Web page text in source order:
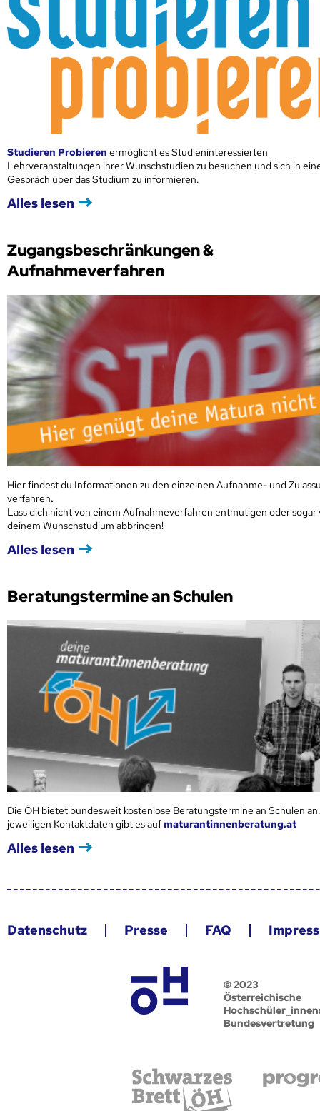
Studieren Probieren ermöglicht es Studieninteressierten
Lehrveranstaltungen ihrer Wunschstudien zu besuchen und sich in
Gespräch über das Studium zu informieren.
Alles lesen
Zugangsbeschränkungen &
Aufnahmeverfahren
Hier findest du Informationen zu den einzelnen Aufnahme- und
verfahren.
Lass dich nicht von einem Aufnahmeverfahren entmutigen oder sogar
deinem Wunschstudium abbringen!
Alles lesen
Beratungstermine an Schulen
Die ÖH bietet bundesweit kostenlose Beratungstermine an Schulen
jeweiligen Kontaktdaten gibt es aufmaturantinnenberatung.at
Alles lesen
Datenschutz Presse FAQ
© 2023
Österreichische
Bundesvertretung